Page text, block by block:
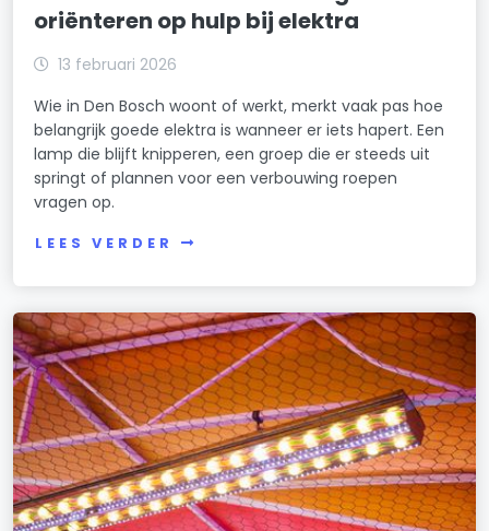
oriënteren op hulp bij elektra
13 februari 2026
Wie in Den Bosch woont of werkt, merkt vaak pas hoe
belangrijk goede elektra is wanneer er iets hapert. Een
lamp die blijft knipperen, een groep die er steeds uit
springt of plannen voor een verbouwing roepen
vragen op.
LEES VERDER